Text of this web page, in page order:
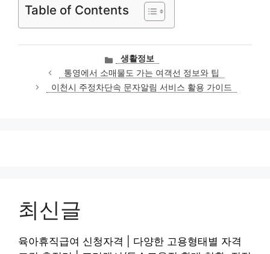
Table of Contents
카
테
고
리
생활정보
통영에서 소매물도 가는 여객선 정보와 팁
이천시 주정차단속 문자알림 서비스 활용 가이드
최신글
육아휴직급여 신청자격 | 다양한 고용형태별 자격